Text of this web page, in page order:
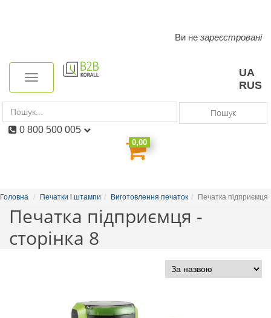
navigation
Toggle
UA
RUS
Пошук
0,00
Ви не зареєстровані
0 800 500 005
Головна Печатки і штампи Виготовлення печаток Печатка підприємця
Печатка підприємця -
сторінка 8